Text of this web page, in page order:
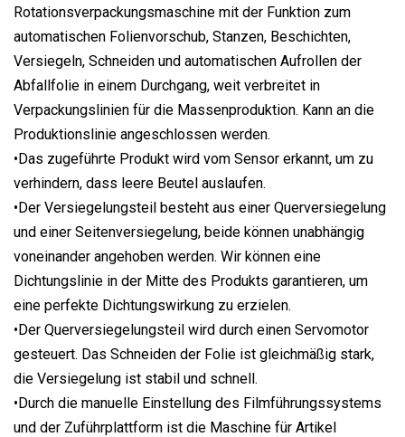
Rotationsverpackungsmaschine mit der Funktion zum
automatischen Folienvorschub, Stanzen, Beschichten,
Versiegeln, Schneiden und automatischen Aufrollen der
Abfallfolie in einem Durchgang, weit verbreitet in
Verpackungslinien für die Massenproduktion. Kann an die
Produktionslinie angeschlossen werden.
•Das zugeführte Produkt wird vom Sensor erkannt, um zu
verhindern, dass leere Beutel auslaufen.
•Der Versiegelungsteil besteht aus einer Querversiegelung
und einer Seitenversiegelung, beide können unabhängig
voneinander angehoben werden. Wir können eine
Dichtungslinie in der Mitte des Produkts garantieren, um
eine perfekte Dichtungswirkung zu erzielen.
•Der Querversiegelungsteil wird durch einen Servomotor
gesteuert. Das Schneiden der Folie ist gleichmäßig stark,
die Versiegelung ist stabil und schnell.
•Durch die manuelle Einstellung des Filmführungssystems
und der Zuführplattform ist die Maschine für Artikel